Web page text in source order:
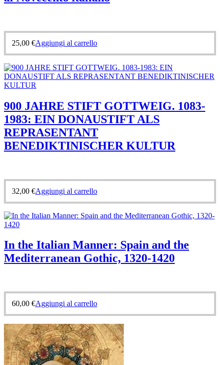
25,00 €Aggiungi al carrello
900 JAHRE STIFT GOTTWEIG. 1083-
1983: EIN DONAUSTIFT ALS
REPRASENTANT
BENEDIKTINISCHER KULTUR
32,00 €Aggiungi al carrello
In the Italian Manner: Spain and the
Mediterranean Gothic, 1320-1420
60,00 €Aggiungi al carrello